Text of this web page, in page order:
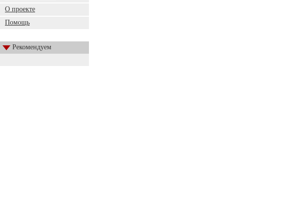
О проекте
Помощь
Рекомендуем